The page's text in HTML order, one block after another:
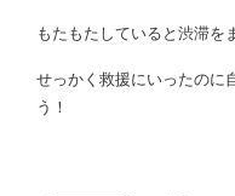
もたもたしていると渋滞を
せっかく救援にいったのに
う！